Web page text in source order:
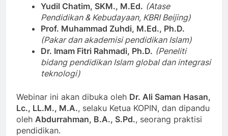
Yudil Chatim, SKM., M.Ed. (Atase
Pendidikan & Kebudayaan, KBRI Beijing)
Prof. Muhammad Zuhdi, M.Ed., Ph.D.
(Pakar dan akademisi pendidikan Islam)
Dr. Imam Fitri Rahmadi, Ph.D. (Peneliti
bidang pendidikan Islam global dan integrasi
teknologi)
Webinar ini akan dibuka oleh Dr. Ali Saman Hasan,
Lc., LL.M., M.A., selaku Ketua KOPIN, dan dipandu
oleh Abdurrahman, B.A., S.Pd., seorang praktisi
pendidikan.